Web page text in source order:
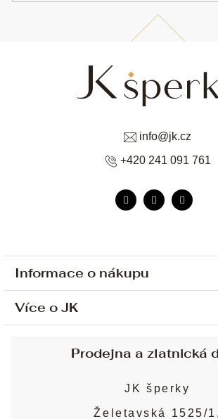
Informace o nákupu
Ochrana osobních údajů
Sjednání osobní schůzky
Obchodní podmínky
Puncovní značky
Více o JK
info@jk.cz
+420 241 091 761
Prodejna a zlatnická
JK šperky
Želetavská 1525/1,